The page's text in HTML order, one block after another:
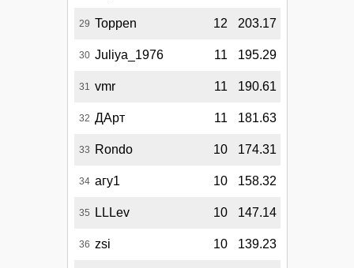
29 Toppen 12 203.17
30 Juliya_1976 11 195.29
31 vmr 11 190.61
32 ДАрт 11 181.63
33 Rondo 10 174.31
34 агу1 10 158.32
35 LLLev 10 147.14
36 zsi 10 139.23